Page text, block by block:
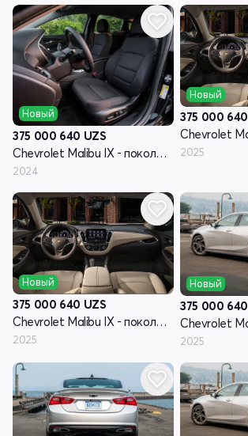
Новый
375 000 640 UZS
Chevrolet Malibu IX - поколение рестайлинг
2024
Новый
375 000 640
2025
Новый
375 000 640 UZS
Chevrolet Malibu IX - поколение рестайлинг
2025
Новый
375 000 640
2025